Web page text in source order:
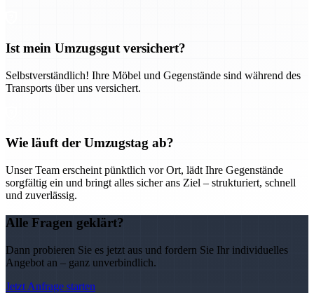
Ist mein Umzugsgut versichert?
Selbstverständlich! Ihre Möbel und Gegenstände sind während des
Transports über uns versichert.
Wie läuft der Umzugstag ab?
Unser Team erscheint pünktlich vor Ort, lädt Ihre Gegenstände
sorgfältig ein und bringt alles sicher ans Ziel – strukturiert, schnell
und zuverlässig.
Alle Fragen geklärt?
Dann probieren Sie es jetzt aus und fordern Sie Ihr individuelles
Angebot an – ganz unverbindlich.
Jetzt Anfrage starten